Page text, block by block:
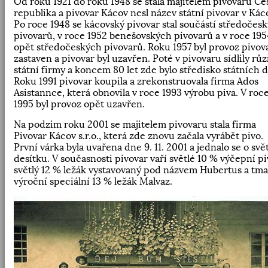
republika a pivovar Kácov nesl název státní pivovar v
Po roce 1948 se kácovský pivovar stal součástí
pivovarů, v roce 1952 benešovských pivovarů a v roce
opět středočeských pivovarů. Roku 1957 byl provoz
zastaven a pivovar byl uzavřen. Poté v pivovaru sídlily
státní firmy a koncem 80 let zde bylo středisko státních
Roku 1991 pivovar koupila a zrekonstruovala firma Ados
Asistannce, která obnovila v roce 1993 výrobu piva. V
1995 byl provoz opět uzavřen.
Na podzim roku 2001 se majitelem pivovaru stala firma
Pivovar Kácov s.r.o., která zde znovu začala vyrábět pivo.
První várka byla uvařena dne 9. 11. 2001 a jednalo se o
desítku. V současnosti pivovar vaří světlé 10 % výčepní
světlý 12 % ležák vystavovaný pod názvem Hubertus a
výroční speciální 13 % ležák Malvaz.